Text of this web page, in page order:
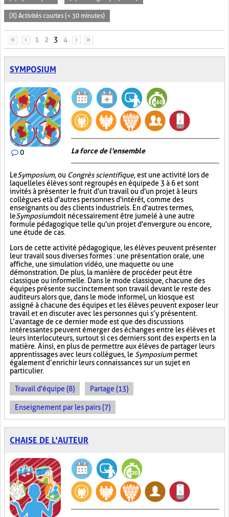
(X) Activités courtes (< 30 minutes)
PAGES
« ‹ 1 2 3 4 › »
SYMPOSIUM
0 La force de l'ensemble
LeSymposium, ou Congrès scientifique, est une activité lors de
laquelle les élèves sont regroupés en équipe de 3 à 6 et sont
invités à présenter le fruit d'un travail ou d'un projet à leurs
collègues et à d'autres personnes d'intérêt, comme des
enseignants ou des clients industriels. En d'autres termes,
leSymposiumdoit nécessairement être jumelé à une autre
formule pédagogique telle qu'un projet d'envergure ou encore,
une étude de cas.
Lors de cette activité pédagogique, les élèves peuvent présenter
leur travail sous diverses formes : une présentation orale, une
affiche, une simulation vidéo, une maquette ou une
démonstration. De plus, la manière de procéder peut être
classique ou informelle. Dans le mode classique, chacune des
équipes présente succinctement son travail devant le reste des
auditeurs alors que, dans le mode informel, un kiosque est
assigné à chacune des équipes et les élèves peuvent exposer leur
travail et en discuter avec les personnes qui s’y présentent.
L’avantage de ce dernier mode est que des discussions
intéressantes peuvent émerger des échanges entre les élèves et
leurs interlocuteurs, surtout si ces derniers sont des experts en la
matière. Ainsi, en plus de permettre aux élèves de partager leurs
apprentissages avec leurs collègues, le Symposiumpermet
également d’enrichir leurs connaissances sur un sujet en
particulier.
Travail d'équipe (8) Partage (13)
Enseignement par les pairs (7)
CHAISE DE L'AUTEUR